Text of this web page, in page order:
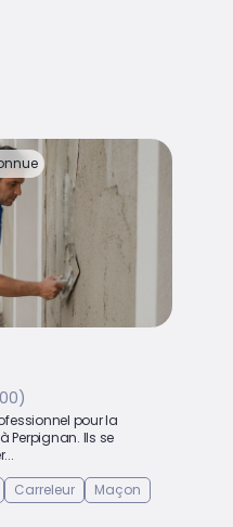
pour la
Perpignan. Ils se
Carreleur
Maçon